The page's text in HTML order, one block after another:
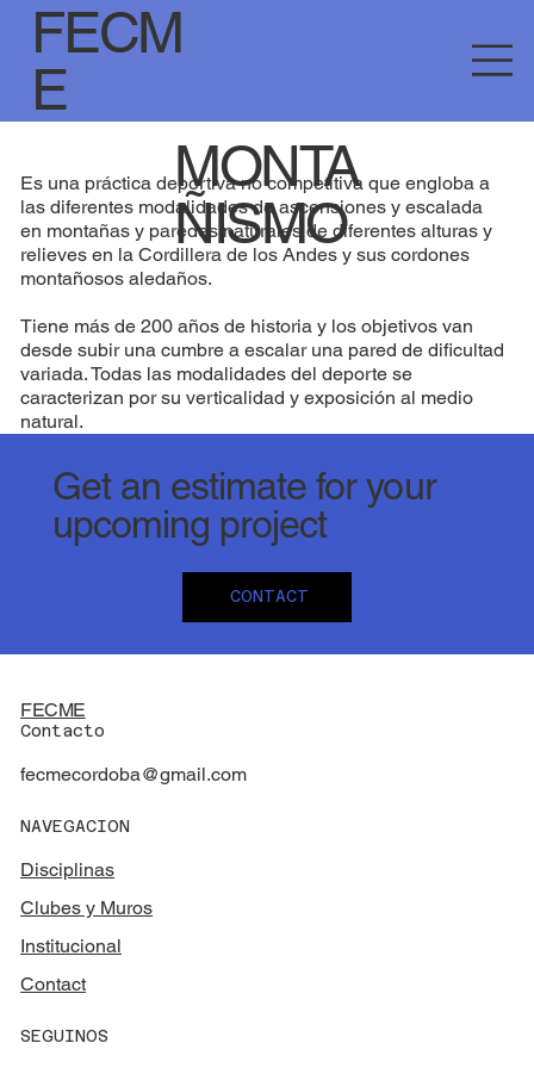
FECM
E
MONTA
ÑISMO
Es una práctica deportiva no competitiva que engloba a
las diferentes modalidades de ascensiones y escalada
en montañas y paredes naturales de diferentes alturas y
relieves en la Cordillera de los Andes y sus cordones
montañosos aledaños.
Tiene más de 200 años de historia y los objetivos van
desde subir una cumbre a escalar una pared de dificultad
variada. Todas las modalidades del deporte se
caracterizan por su verticalidad y exposición al medio
natural.
Get an estimate for your
upcoming project
CONTACT
FECME
Contacto
fecmecordoba@gmail.com
NAVEGACION
Disciplinas
Clubes y Muros
Institucional
Contact
SEGUINOS